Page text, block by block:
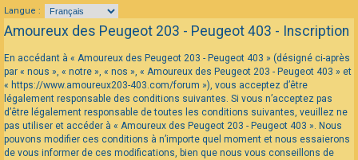
Langue :
Amoureux des Peugeot 203 - Peugeot 403 - Inscription
En accédant à « Amoureux des Peugeot 203 - Peugeot 403 » (désigné ci-après
par « nous », « notre », « nos », « Amoureux des Peugeot 203 - Peugeot 403 » et
« https://www.amoureux203-403.com/forum »), vous acceptez d’être
légalement responsable des conditions suivantes. Si vous n’acceptez pas
d’être légalement responsable de toutes les conditions suivantes, veuillez ne
pas utiliser et accéder à « Amoureux des Peugeot 203 - Peugeot 403 ». Nous
pouvons modifier ces conditions à n’importe quel moment et nous essaierons
de vous informer de ces modifications, bien que nous vous conseillons de